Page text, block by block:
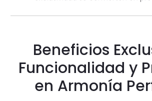
Beneficios
Funcionalidad y
en Armonía